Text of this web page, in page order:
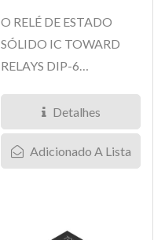
O RELÉ DE ESTADO
SÓLIDO IC TOWARD
RELAYS DIP-6
excelente isolamento de
entrada/saída...
Detalhes
Adicionado A Lista